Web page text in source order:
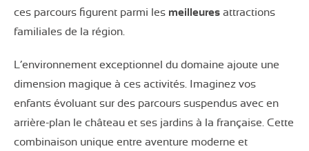
ces parcours figurent parmi les meilleures attractions
familiales de la région.
L’environnement exceptionnel du domaine ajoute une
dimension magique à ces activités. Imaginez vos
enfants évoluant sur des parcours suspendus avec en
arrière-plan le château et ses jardins à la française. Cette
combinaison unique entre aventure moderne et